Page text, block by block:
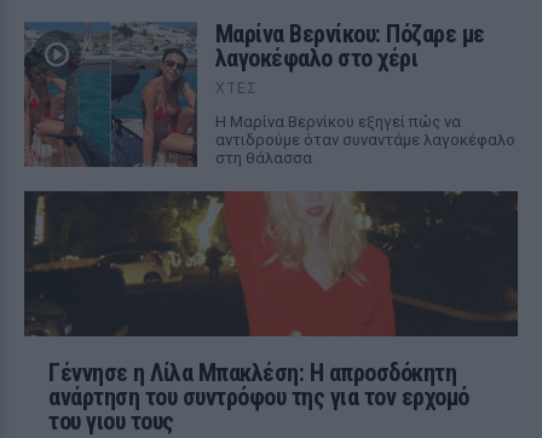
Μαρίνα Βερνίκου: Πόζαρε με
λαγοκέφαλο στο χέρι
ΧΤΕΣ
Η Μαρίνα Βερνίκου εξηγεί πώς να
αντιδρούμε όταν συναντάμε λαγοκέφαλο
στη θάλασσα
Γέννησε η Λίλα Μπακλέση: Η απροσδόκητη
ανάρτηση του συντρόφου της για τον ερχομό
του γιου τους